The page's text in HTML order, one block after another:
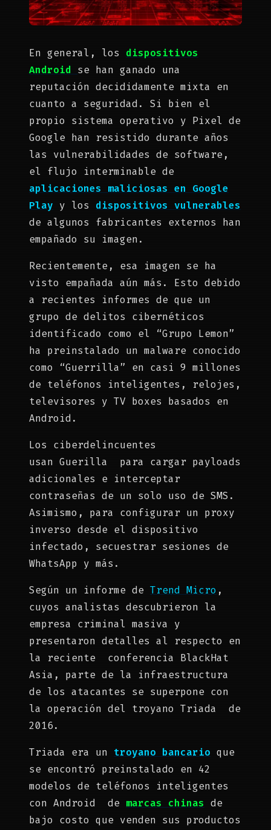
En general, los dispositivos
Android se han ganado una
reputación decididamente mixta en
cuanto a seguridad. Si bien el
propio sistema operativo y Pixel de
Google han resistido durante años
las vulnerabilidades de software,
el flujo interminable de
aplicaciones maliciosas en Google
Play y los dispositivos vulnerables
de algunos fabricantes externos han
empañado su imagen.
Recientemente, esa imagen se ha
visto empañada aún más. Esto debido
a recientes informes de que un
grupo de delitos cibernéticos
identificado como el “Grupo Lemon”
ha preinstalado un malware conocido
como “Guerrilla” en casi 9 millones
de teléfonos inteligentes, relojes,
televisores y TV boxes basados ​​en
Android.
Los ciberdelincuentes
usan Guerilla para cargar payloads
adicionales e interceptar
contraseñas de un solo uso de SMS.
Asimismo, para configurar un proxy
inverso desde el dispositivo
infectado, secuestrar sesiones de
WhatsApp y más.
Según un informe de Trend Micro ,
cuyos analistas descubrieron la
empresa criminal masiva y
presentaron detalles al respecto en
la reciente conferencia BlackHat
Asia, parte de la infraestructura
de los atacantes se superpone con
la operación del troyano Triada de
2016.
Triada era un troyano bancario que
se encontró preinstalado en 42
modelos de teléfonos inteligentes
con Android de marcas chinas de
bajo costo que venden sus productos